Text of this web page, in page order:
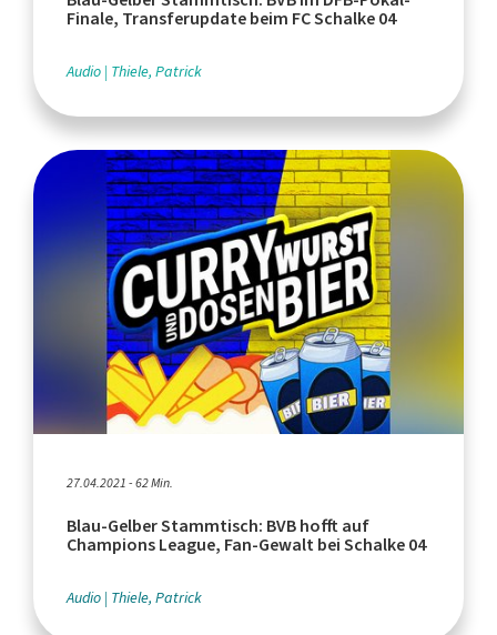
Finale, Transferupdate beim FC Schalke 04
Audio Thiele, Patrick
27.04.2021 - 62 Min.
Blau-Gelber Stammtisch: BVB hofft auf
Champions League, Fan-Gewalt bei Schalke 04
Audio Thiele, Patrick